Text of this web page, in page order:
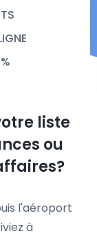
liste
ou
l'aéroport
à